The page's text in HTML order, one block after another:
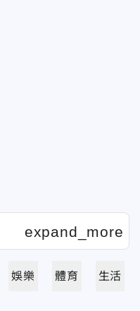
娛樂 體育 生活